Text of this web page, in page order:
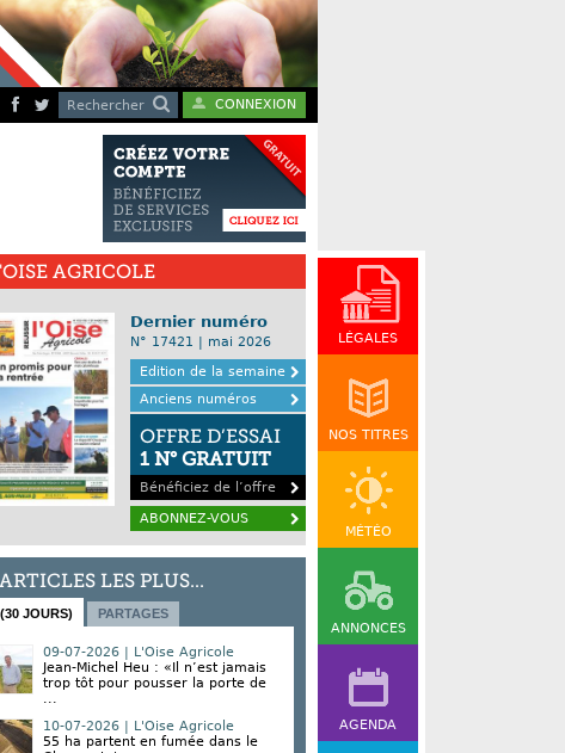
Rechercher CONNEXION
LÉGALES
NOS TITRES
MÉTÉO
ANNONCES
AGENDA
AGRICOLE
Dernier numéro
N° 17421 | mai 2026
Edition de la semaine
Anciens numéros
OFFRE D’ESSAI
1 N° GRATUIT
Bénéficiez de l’offre
ABONNEZ-VOUS
LES PLUS...
JOURS) PARTAGES
09-07-2026 | L'Oise Agricole
Jean-Michel Heu : «Il n’est jamais
trop tôt pour pousser la porte de
...
10-07-2026 | L'Oise Agricole
55 ha partent en fumée dans le